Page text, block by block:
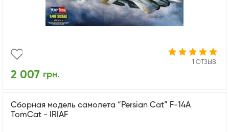
1 ОТЗЫВ
2 007 грн.
Сборная модель самолета “Persian Cat” F-14A
TomCat - IRIAF